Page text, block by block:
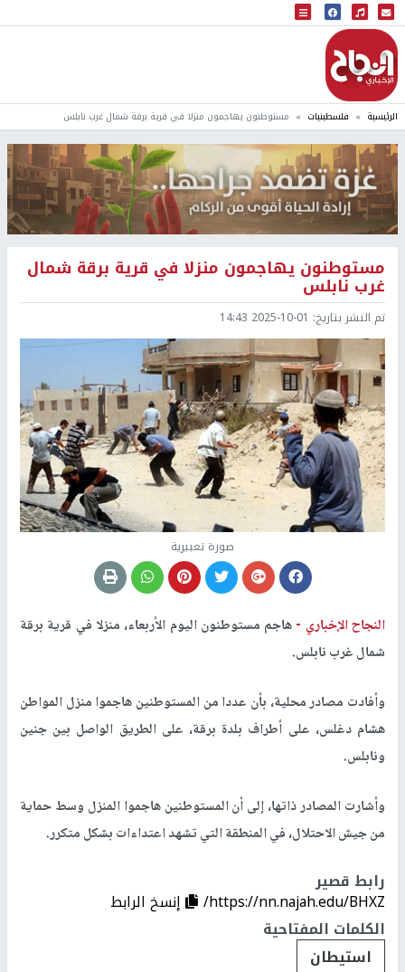
البث المباشر
إذاعة النجاح
الرئيسية فلسطينيات مستوطنون يهاجمون منزلا في قرية برقة شمال غرب نابلس
مستوطنون يهاجمون منزلا في قرية برقة شمال
غرب نابلس
تم النشر بتاريخ: 2025-10-01 14:43
صورة تعبيرية
النجاح الإخباري -هاجم مستوطنون اليوم الأربعاء، منزلا في قرية برقة
شمال غرب نابلس.
وأفادت مصادر محلية، بأن عددا من المستوطنين هاجموا منزل المواطن
هشام دغلس، على أطراف بلدة برقة، على الطريق الواصل بين جنين
ونابلس.
وأشارت المصادر ذاتها، إلى أن المستوطنين هاجموا المنزل وسط حماية
من جيش الاحتلال، في المنطقة التي تشهد اعتداءات بشكل متكرر.
رابط قصير
https://nn.najah.edu/BHXZ/
إنسخ الرابط
الكلمات المفتاحية
استيطان